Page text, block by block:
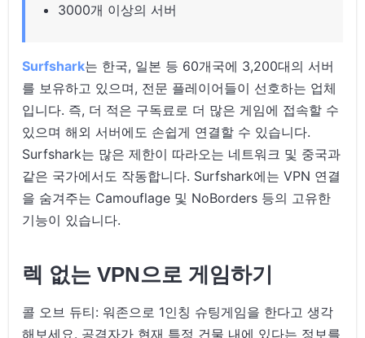
3000개 이상의 서버
Surfshark는 한국, 일본 등 60개국에 3,200대의 서버
를 보유하고 있으며, 전문 플레이어들이 선호하는 업체
입니다. 즉, 더 적은 구독료로 더 많은 게임에 접속할 수
있으며 해외 서버에도 손쉽게 연결할 수 있습니다.
Surfshark는 많은 제한이 따라오는 네트워크 및 중국과
같은 국가에서도 작동합니다. Surfshark에는 VPN 연결
을 숨겨주는 Camouflage 및 NoBorders 등의 고유한
기능이 있습니다.
렉 없는 VPN으로 게임하기
콜 오브 듀티: 워존으로 1인칭 슈팅게임을 한다고 생각
해보세요. 공격자가 현재 특정 건물 내에 있다는 정보를